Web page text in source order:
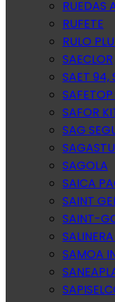
RUEDAS
RUFETE
RULO
SAECLOR
SAET 94,
SAFOR
SAG
SAGOLA
SAICA
SAINT
SAINT-
SAMOA